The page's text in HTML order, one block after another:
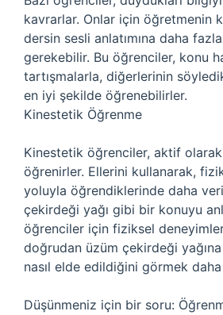
kavrarlar. Onlar için öğretmenin
dersin sesli anlatımına daha
gerekebilir. Bu öğrenciler, konu
tartışmalarla, diğerlerinin
en iyi şekilde öğrenebilirler.
Kinestetik Öğrenme
Kinestetik öğrenciler, aktif
öğrenirler. Ellerini kullanarak,
yoluyla öğrendiklerinde daha
çekirdeği yağı gibi bir konuyu
öğrenciler için fiziksel
doğrudan üzüm çekirdeği
nasıl elde edildiğini görmek
Düşünmeniz için bir soru: